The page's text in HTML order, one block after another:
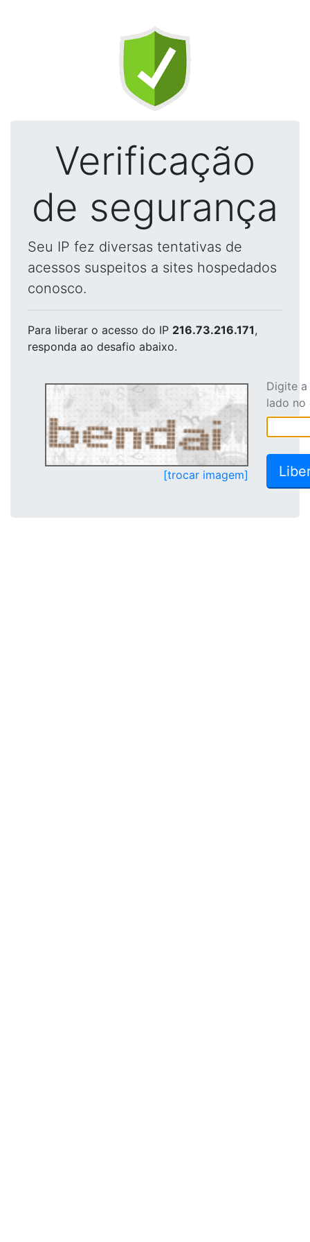
Verificação
de segurança
Seu IP fez diversas tentativas de
acessos suspeitos a sites hospedados
conosco.
Para liberar o acesso do IP 216.73.216.171,
responda ao desafio abaixo.
[trocar imagem]
Digite
lado no